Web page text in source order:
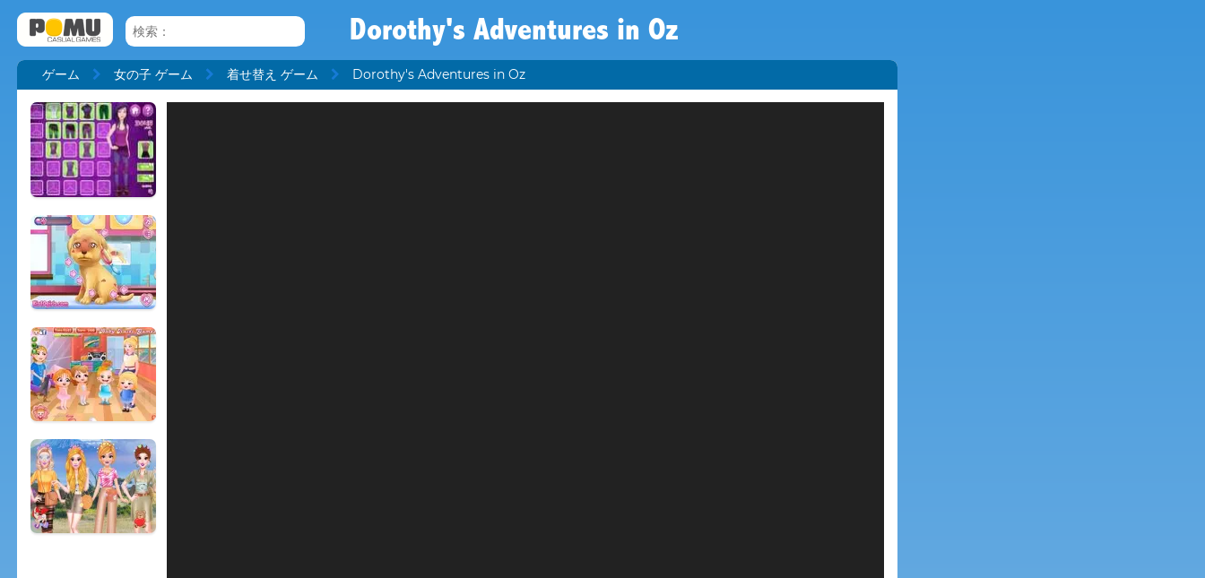
Dorothy's Adventures in Oz
ゲーム 女の子 ゲーム 着せ替え ゲーム Dorothy's Adventures in Oz